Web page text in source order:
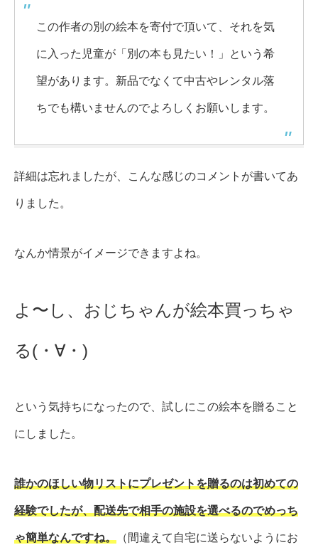
この作者の別の絵本を寄付で頂いて、それを気
に入った児童が「別の本も見たい！」という希
望があります。新品でなくて中古やレンタル落
ちでも構いませんのでよろしくお願いします。
詳細は忘れましたが、こんな感じのコメントが書いてあ
りました。
なんか情景がイメージできますよね。
よ〜し、おじちゃんが絵本買っちゃ
る(・∀・)
という気持ちになったので、試しにこの絵本を贈ること
にしました。
誰かのほしい物リストにプレゼントを贈るのは初めての
経験でしたが、配送先で相手の施設を選べるのでめっち
ゃ簡単なんですね。 （間違えて自宅に送らないようにお